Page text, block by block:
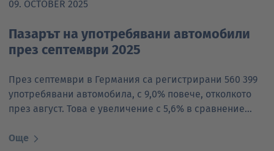
09. OCTOBER 2025
Пазарът на употребявани автомобили
през септември 2025
През септември в Германия са регистрирани 560 399
употребявани автомобила, с 9,0% повече, отколкото
през август. Това е увеличение с 5,6% в сравнение…
Още